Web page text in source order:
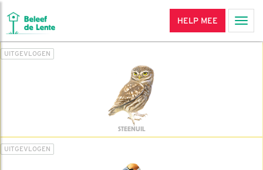
HELP MEE
UITGEVLOGEN
STEENUIL
UITGEVLOGEN